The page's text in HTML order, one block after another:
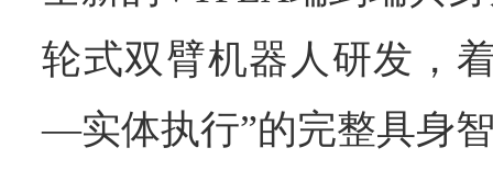
轮式双臂机器人研发，
—实体执行”的完整具身